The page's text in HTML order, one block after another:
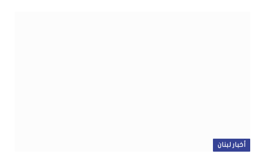
أخبار لبنان